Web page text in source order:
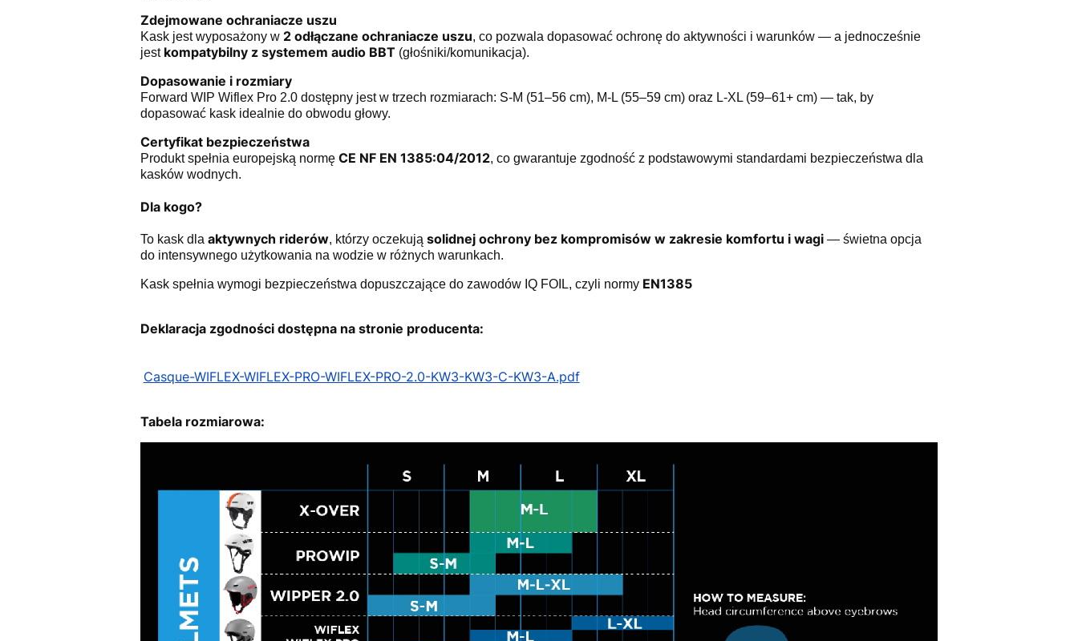
Zdejmowane ochraniacze uszu
Kask jest wyposażony w 2 odłączane ochraniacze uszu, co pozwala dopasować ochronę do aktywności i warunków — a jednocześnie
jest kompatybilny z systemem audio BBT(głośniki/komunikacja).
Dopasowanie i rozmiary
Forward WIP Wiflex Pro 2.0 dostępny jest w trzech rozmiarach: S-M (51–56 cm), M-L (55–59 cm) oraz L-XL (59–61+ cm) — tak, by
dopasować kask idealnie do obwodu głowy.
Certyfikat bezpieczeństwa
Produkt spełnia europejską normę CE NF EN 1385:04/2012, co gwarantuje zgodność z podstawowymi standardami bezpieczeństwa dla
kasków wodnych.
Dla kogo?
To kask dla aktywnych riderów, którzy oczekują solidnej ochrony bez kompromisów w zakresie komfortu i wagi— świetna opcja
do intensywnego użytkowania na wodzie w różnych warunkach.
Kask spełnia wymogi bezpieczeństwa dopuszczające do zawodów IQ FOIL, czyli normy EN1385
Deklaracja zgodności dostępna na stronie producenta:
Casque-WIFLEX-WIFLEX-PRO-WIFLEX-PRO-2.0-KW3-KW3-C-KW3-A.pdf
Tabela rozmiarowa: